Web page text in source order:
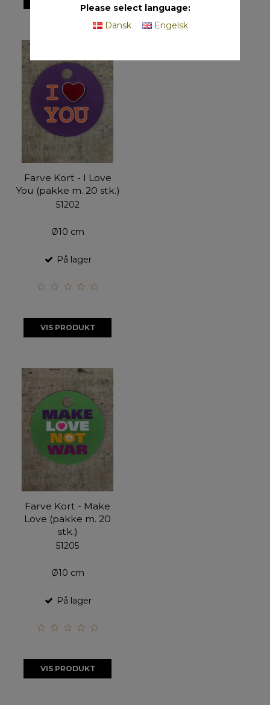
Farve Kort - I Love
You (pakke m. 20 stk.)
51202
Ø10 cm
På lager
VIS PRODUKT
Farve Kort - Make
Love (pakke m. 20
stk.)
51205
Ø10 cm
På lager
VIS PRODUKT
Please select language:
Dansk
Engelsk